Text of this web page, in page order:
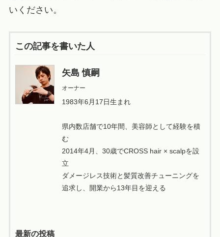
いください。
この記事を書いた人
矢島 慎嗣
オーナー
1983年6月17日生まれ
県内数店舗で10年間、美容師として経験を積
む
2014年4月、30歳でCROSS hair × scalpを設
立
ダメージレス技術と髪質改善チューニングを
追求し、開業から13年目を迎える
最新の投稿